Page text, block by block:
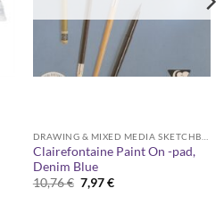
Clairefontaine Paint On -pad,
Denim Blue
10,76€ Original
price
7,97€Current